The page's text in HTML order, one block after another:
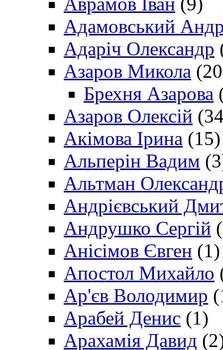
Адамовський
Адаріч Олександр
Азаров Микола
Брехня Азарова
Азаров Олексій
Акімова Ірина (15)
Альперін Вадим
Альтман
Андрієвський
Андрушко Сергій
Анісімов Євген (1)
Апостол Михайло
Ар'єв Володимир
Арабей Денис (1)
Арахамія Давид